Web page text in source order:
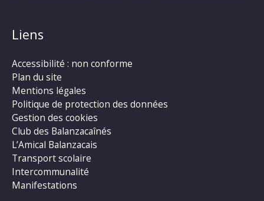
Liens
Accessibilité : non conforme
Plan du site
Mentions légales
Politique de protection des données
Gestion des cookies
Club des Balanzacaînés
L’Amical Balanzacais
Transport scolaire
Intercommunalité
Manifestations